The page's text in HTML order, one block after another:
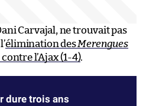
Carvajal, ne trouvait pas
élimination desMerengues
l’Ajax (1-4).
dure trois ans